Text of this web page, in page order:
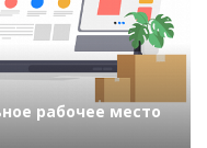
рабочее место